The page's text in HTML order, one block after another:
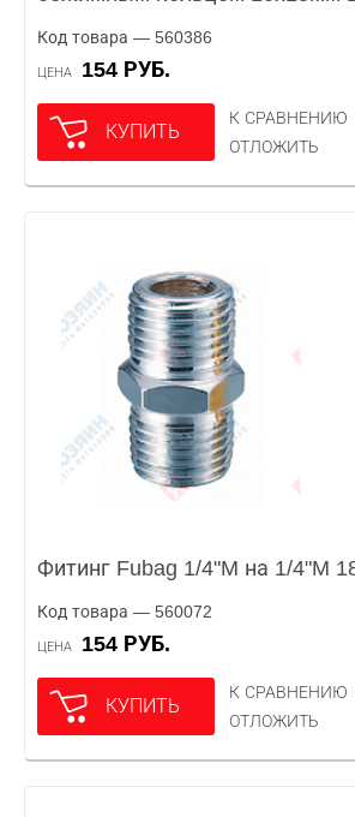
Код товара — 560386
ЦЕНА 154 РУБ.
КУПИТЬ
К СРАВНЕНИЮ
ОТЛОЖИТЬ
Фитинг Fubag 1/4"M на 1/4"M
Код товара — 560072
ЦЕНА 154 РУБ.
КУПИТЬ
К СРАВНЕНИЮ
ОТЛОЖИТЬ